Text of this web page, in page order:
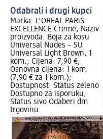
Odabrali i drugi kupci
Marka: L'ORÉAL PARiS
EXCELLENCE Creme; Naziv
proizvoda: Boja za kosu
Universal Nudes – 5U
Universal Light Brown, 1
kom.; Cijena: 7,90 €;
Osnovna cijena: 1 kom.
(7,90 € za 1 kom.);
Dostupnost: Status zeleno
Dostupno za isporuku,
Status sivo Odaberi dm
trgovinu